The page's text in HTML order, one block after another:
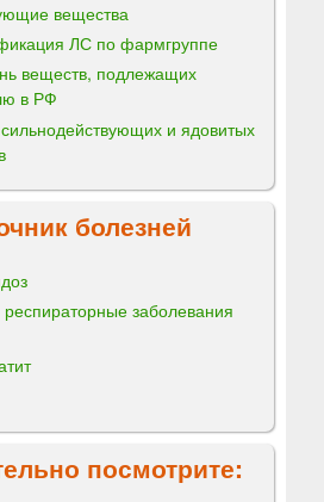
вещества
ЛС по фармгруппе
веществ, подлежащих
в РФ
и ядовитых
болезней
заболевания
посмотрите: